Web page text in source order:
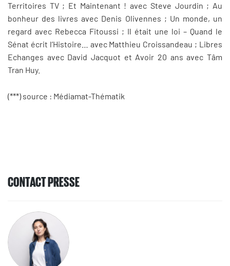
Territoires TV ; Et Maintenant ! avec Steve Jourdin ; Au
bonheur des livres avec Denis Olivennes ; Un monde, un
regard avec Rebecca Fitoussi ; Il était une loi – Quand le
Sénat écrit l’Histoire… avec Matthieu Croissandeau ; Libres
Echanges avec David Jacquot et Avoir 20 ans avec Tâm
Tran Huy.
(***) source : Médiamat-Thématik
CONTACT PRESSE